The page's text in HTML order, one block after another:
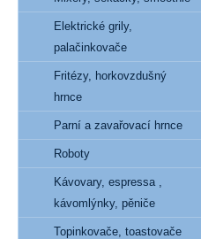
Elektrické grily,
palačinkovače
Fritézy, horkovzdušný
hrnce
Parní a zavařovací hrnce
Roboty
Kávovary, espressa ,
kávomlýnky, pěniče
Topinkovače, toastovače